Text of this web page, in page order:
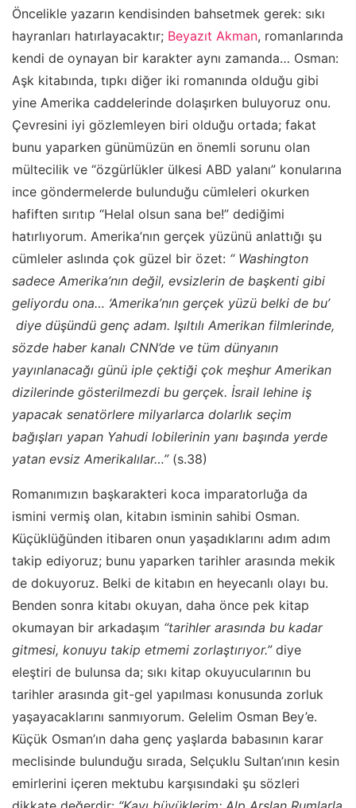
Öncelikle yazarın kendisinden bahsetmek gerek: sıkı
hayranları hatırlayacaktır; Beyazıt Akman, romanlarında
kendi de oynayan bir karakter aynı zamanda… Osman:
Aşk kitabında, tıpkı diğer iki romanında olduğu gibi
yine Amerika caddelerinde dolaşırken buluyoruz onu.
Çevresini iyi gözlemleyen biri olduğu ortada; fakat
bunu yaparken günümüzün en önemli sorunu olan
mültecilik ve “özgürlükler ülkesi ABD yalanı” konularına
ince göndermelerde bulunduğu cümleleri okurken
hafiften sırıtıp “Helal olsun sana be!” dediğimi
hatırlıyorum. Amerika’nın gerçek yüzünü anlattığı şu
cümleler aslında çok güzel bir özet: “ Washington
sadece Amerika’nın değil, evsizlerin de başkenti gibi
geliyordu ona… ‘Amerika’nın gerçek yüzü belki de bu’
diye düşündü genç adam. Işıltılı Amerikan filmlerinde,
sözde haber kanalı CNN’de ve tüm dünyanın
yayınlanacağı günü iple çektiği çok meşhur Amerikan
dizilerinde gösterilmezdi bu gerçek. İsrail lehine iş
yapacak senatörlere milyarlarca dolarlık seçim
bağışları yapan Yahudi lobilerinin yanı başında yerde
yatan evsiz Amerikalılar…” (s.38)
Romanımızın başkarakteri koca imparatorluğa da
ismini vermiş olan, kitabın isminin sahibi Osman.
Küçüklüğünden itibaren onun yaşadıklarını adım adım
takip ediyoruz; bunu yaparken tarihler arasında mekik
de dokuyoruz. Belki de kitabın en heyecanlı olayı bu.
Benden sonra kitabı okuyan, daha önce pek kitap
okumayan bir arkadaşım “tarihler arasında bu kadar
gitmesi, konuyu takip etmemi zorlaştırıyor.” diye
eleştiri de bulunsa da; sıkı kitap okuyucularının bu
tarihler arasında git-gel yapılması konusunda zorluk
yaşayacaklarını sanmıyorum. Gelelim Osman Bey’e.
Küçük Osman’ın daha genç yaşlarda babasının karar
meclisinde bulunduğu sırada, Selçuklu Sultan’ının kesin
emirlerini içeren mektubu karşısındaki şu sözleri